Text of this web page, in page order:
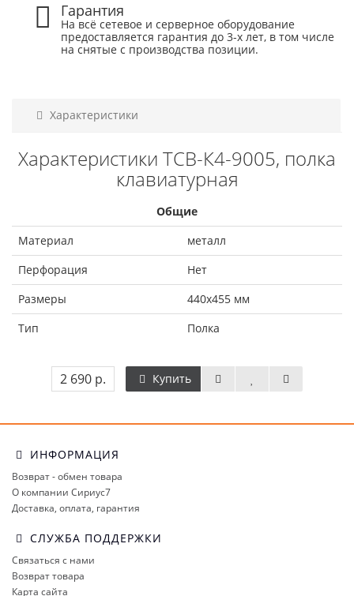
Гарантия
На всё сетевое и серверное оборудование
предоставляется гарантия до 3-х лет, в том числе
на снятые с производства позиции.
Характеристики
Характеристики ТСВ-К4-9005, полка
клавиатурная
Общие
Материал
металл
Перфорация
Нет
Размеры
440х455 мм
Тип
Полка
2 690 р. Купить
ИНФОРМАЦИЯ
Возврат - обмен товара
О компании Сириус7
Доставка, оплата, гарантия
СЛУЖБА ПОДДЕРЖКИ
Связаться с нами
Возврат товара
Карта сайта